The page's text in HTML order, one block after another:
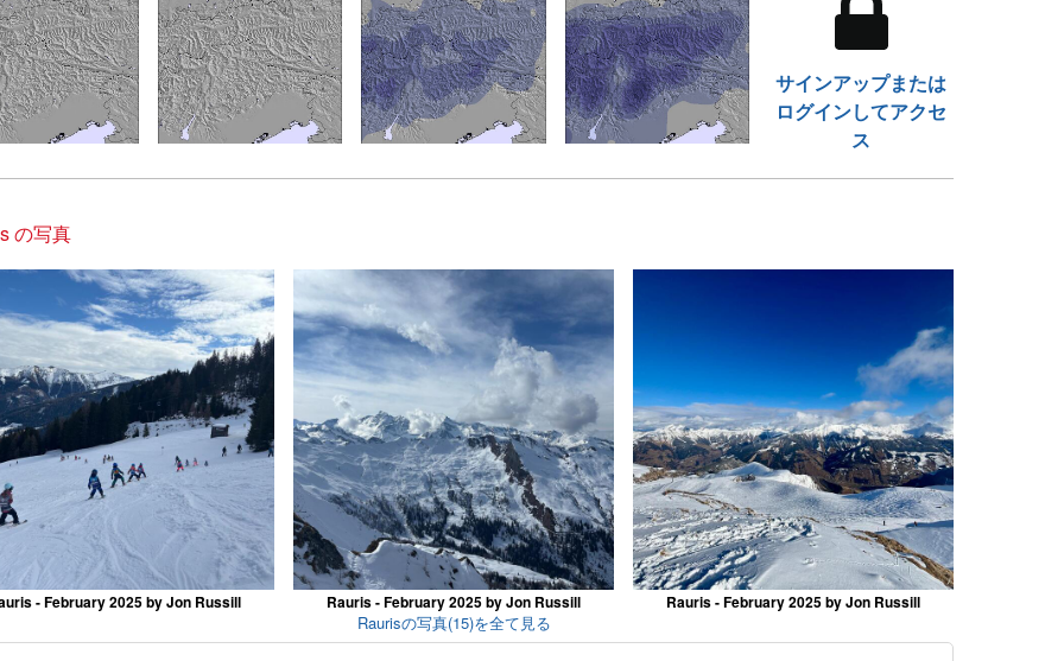
サインアップまたは
ログインしてアクセ
ス
の写真
- February 2025 by Jon Russill Rauris - February 2025 by Jon Russill Rauris - February 2025 by Jon Russill
Raurisの写真(15)を全て見る